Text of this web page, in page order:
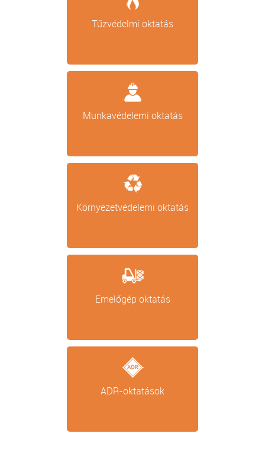
Tűzvédelmi oktatás
Munkavédelemi oktatás
Környezetvédelemi oktatás
Emelőgép oktatás
ADR-oktatások